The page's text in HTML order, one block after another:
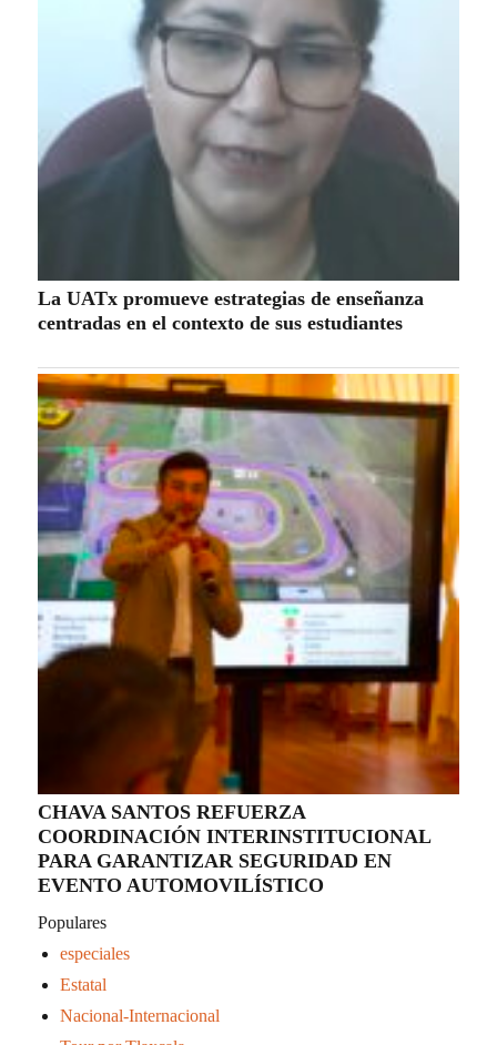
La UATx promueve estrategias de enseñanza
centradas en el contexto de sus estudiantes
CHAVA SANTOS REFUERZA
COORDINACIÓN INTERINSTITUCIONAL
PARA GARANTIZAR SEGURIDAD EN
EVENTO AUTOMOVILÍSTICO
Populares
especiales
Estatal
Nacional-Internacional